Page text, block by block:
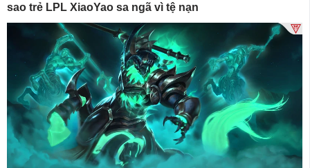
sao trẻ LPL XiaoYao sa ngã vì tệ nạn